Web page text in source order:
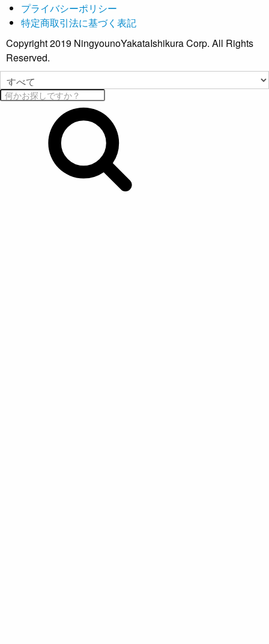
プライバシーポリシー
特定商取引法に基づく表記
Copyright 2019 NingyounoYakataIshikura Corp. All Rights
Reserved.